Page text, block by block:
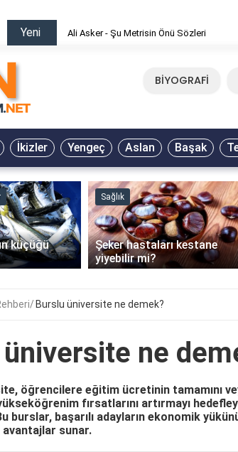
Yeni Ali Asker - Şu Metrisin Önü Sözleri
BİYOGRAFİ
İkizler Yengeç Aslan Başak
küçüğü
Sağlık
Şeker hastaları kestane
yiyebilir mi?
Burslu üniversite ne demek?
ne
öğrencilere eğitim ücretinin tamamını
fırsatlarını artırmayı
burslar, başarılı adayların ekonomik
sunar.